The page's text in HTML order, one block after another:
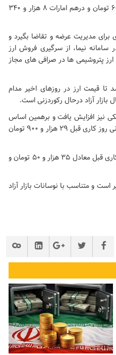
در بازار ارز هم اکنون قیمت دلار ۳۰ هزار و ۱۰۰ تومان، یورو ۳۵ هزار و ۶۰۰ تومان و درهم امارات ۸ هزار و ۳۴۰
مدیریت عرضه و تقاضا بگیرد و
نیما، از سرگیری فروش ارز
پتروشیمی ها در صرافی های مجاز
تا قیمت ارز در روزهای اخیر مدام
بازار آزاد درحال رکوردزنی است.
نیز افزایش یافت و برهمین اساس
هم اکنون قیمت فروش دلار در صرافی ها با افزایش نسبت به قیمت های پایانی روز کاری قبل ۲۹ هزار و ۹۰۰ تومان
ضمن اینکه قیمت فروش یورو نیز با افزایش نسبت به قیمت های پایانی روز کاری قبل معادل ۳۵ هزار و ۵۰ تومان و
و متناسب با نوسانات بازار آزاد